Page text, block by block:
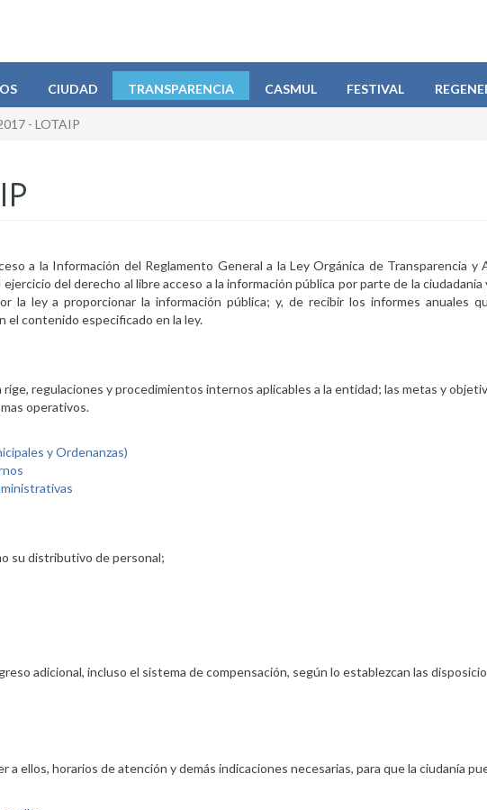
CIUDAD TRANSPARENCIA CASMUL FESTIVAL
- LOTAIP
a la Información del Reglamento General a la Ley Orgánica de Transparencia y
del derecho al libre acceso a la información pública por parte de la
la ley a proporcionar la información pública; y, de recibir los informes anuales
contenido especificado en la ley.
regulaciones y procedimientos internos aplicables a la entidad; las metas y
operativos.
y Ordenanzas)
su distributivo de personal;
adicional, incluso el sistema de compensación, según lo establezcan las
a ellos, horarios de atención y demás indicaciones necesarias, para que la ciudanía